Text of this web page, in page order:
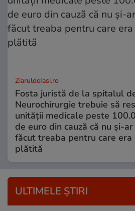
ZiaruldeIasi.ro
Fosta juristă de la spitalul
Neurochirurgie trebuie să
unității medicale peste
de euro din cauză că nu și-
făcut treaba pentru care era
plătită
ULTIMELE ȘTIRI